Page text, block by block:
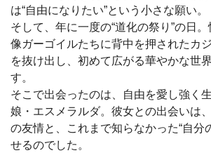
は“自由になりたい”という小さな願い。
そして、年に一度の“道化の祭り”の日
像ガーゴイルたちに背中を押されたカ
を抜け出し、初めて広がる華やかな世
す。
そこで出会ったのは、自由を愛し強く
娘・エスメラルダ。彼女との出会いは
の友情と、これまで知らなかった“自分
せるのでした。